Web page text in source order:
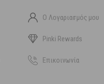
Ο Λογαριασμός μου
Pinki Rewards
Επικοινωνία